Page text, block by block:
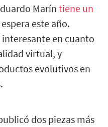
Marín tiene un
este año.
interesante en cuanto
virtual, y
evolutivos en
dos piezas más